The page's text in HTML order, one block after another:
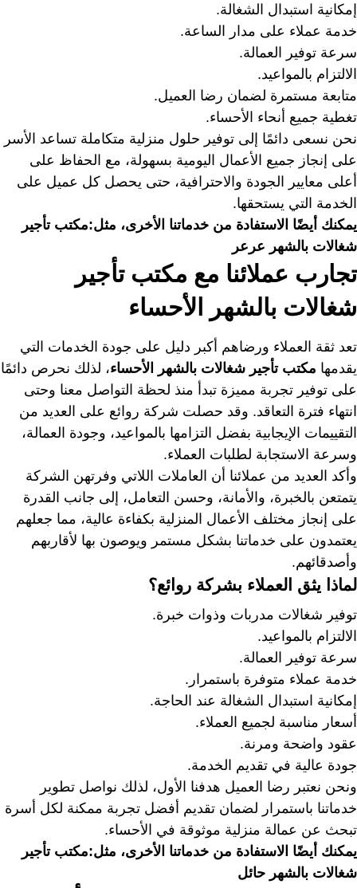
إمكانية استبدال الشغالة.
خدمة عملاء على مدار الساعة.
سرعة توفير العمالة.
الالتزام بالمواعيد.
متابعة مستمرة لضمان رضا العميل.
تغطية جميع أنحاء الأحساء.
نحن نسعى دائمًا إلى توفير حلول منزلية متكاملة تساعد الأسر
على إنجاز جميع الأعمال اليومية بسهولة، مع الحفاظ على
أعلى معايير الجودة والاحترافية، حتى يحصل كل عميل على
الخدمة التي يستحقها.
يمكنك أيضًا الاستفادة من خدماتنا الأخرى، مثل:مكتب تأجير
شغالات بالشهر عرعر
تجارب عملائنا مع مكتب تأجير
شغالات بالشهر الأحساء
تعد ثقة العملاء ورضاهم أكبر دليل على جودة الخدمات التي
يقدمها مكتب تأجير شغالات بالشهر الأحساء، لذلك نحرص دائمًا
على توفير تجربة مميزة تبدأ منذ لحظة التواصل معنا وحتى
انتهاء فترة التعاقد. وقد حصلت شركة روائع على العديد من
التقييمات الإيجابية بفضل التزامها بالمواعيد، وجودة العمالة،
وسرعة الاستجابة لطلبات العملاء.
وأكد العديد من عملائنا أن العاملات اللاتي وفرتهن الشركة
يتمتعن بالخبرة، والأمانة، وحسن التعامل، إلى جانب القدرة
على إنجاز مختلف الأعمال المنزلية بكفاءة عالية، مما جعلهم
يعتمدون على خدماتنا بشكل مستمر ويوصون بها لأقاربهم
وأصدقائهم.
لماذا يثق العملاء بشركة روائع؟
توفير شغالات مدربات وذوات خبرة.
الالتزام بالمواعيد.
سرعة توفير العمالة.
خدمة عملاء متوفرة باستمرار.
إمكانية استبدال الشغالة عند الحاجة.
أسعار مناسبة لجميع العملاء.
عقود واضحة ومرنة.
جودة عالية في تقديم الخدمة.
ونحن نعتبر رضا العميل هدفنا الأول، لذلك نواصل تطوير
خدماتنا باستمرار لضمان تقديم أفضل تجربة ممكنة لكل أسرة
تبحث عن عمالة منزلية موثوقة في الأحساء.
يمكنك أيضًا الاستفادة من خدماتنا الأخرى، مثل:مكتب تأجير
شغالات بالشهر حائل